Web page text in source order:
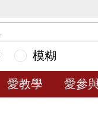
模糊
愛教學 愛參